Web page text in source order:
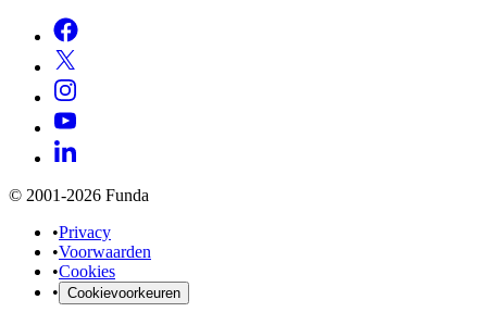
© 2001-2026 Funda
•Privacy
•Voorwaarden
•Cookies
• Cookievoorkeuren